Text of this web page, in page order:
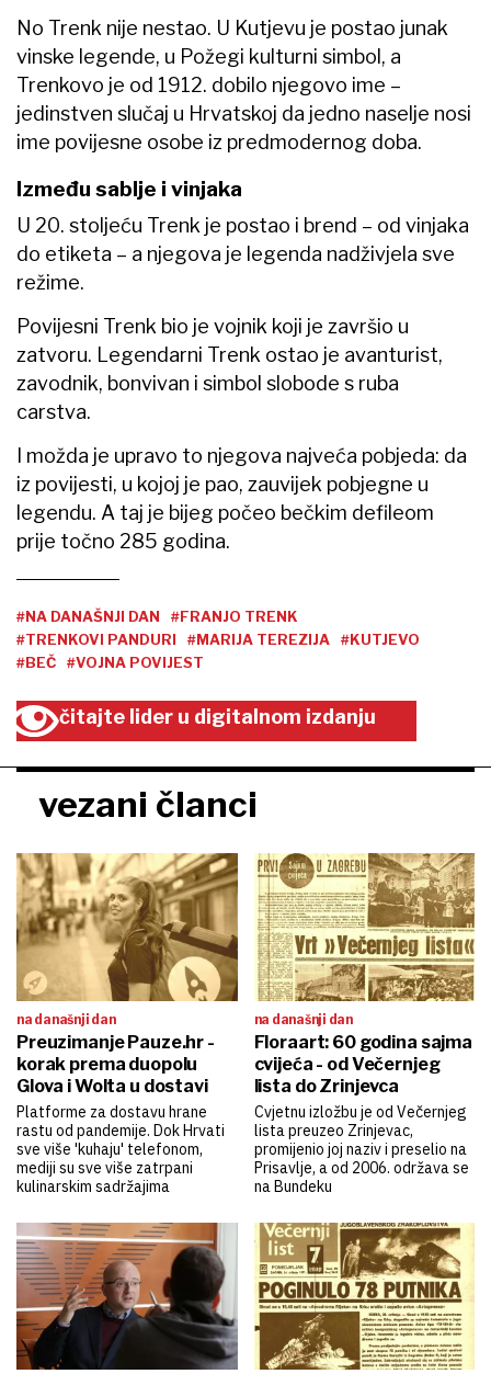
No Trenk nije nestao. U Kutjevu je postao junak
vinske legende, u Požegi kulturni simbol, a
Trenkovo je od 1912. dobilo njegovo ime –
jedinstven slučaj u Hrvatskoj da jedno naselje nosi
ime povijesne osobe iz predmodernog doba.
Između sablje i vinjaka
U 20. stoljeću Trenk je postao i brend – od vinjaka
do etiketa – a njegova je legenda nadživjela sve
režime.
Povijesni Trenk bio je vojnik koji je završio u
zatvoru. Legendarni Trenk ostao je avanturist,
zavodnik, bonvivan i simbol slobode s ruba
carstva.
I možda je upravo to njegova najveća pobjeda: da
iz povijesti, u kojoj je pao, zauvijek pobjegne u
legendu. A taj je bijeg počeo bečkim defileom
prije točno 285 godina.
#NA DANAŠNJI DAN
#FRANJO TRENK
#TRENKOVI PANDURI
#MARIJA TEREZIJA
#KUTJEVO
#BEČ
#VOJNA POVIJEST
čitajte lider u digitalnom izdanju
vezani članci
na današnji dan
Preuzimanje Pauze.hr -
korak prema duopolu
Glova i Wolta u dostavi
Platforme za dostavu hrane
rastu od pandemije. Dok Hrvati
sve više 'kuhaju' telefonom,
mediji su sve više zatrpani
kulinarskim sadržajima
na današnji dan
Floraart: 60 godina sajma
cvijeća - od Večernjeg
lista do Zrinjevca
Cvjetnu izložbu je od Večernjeg
lista preuzeo Zrinjevac,
promijenio joj naziv i preselio na
Prisavlje, a od 2006. održava se
na Bundeku